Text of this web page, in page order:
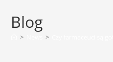
Blog
> >